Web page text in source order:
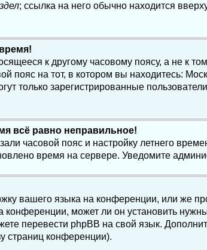
; ссылка на него обычно находится
к другому часовому поясу, а не к
пояс на тот, в котором вы находитесь:
только зарегистрированные
всё равно неправильное!
часовой пояс и настройку летнего
время на сервере. Уведомите
вашего языка на конференции, или же
конференции, может ли он установить
перевести phpBB на свой язык.
страниц конференции).